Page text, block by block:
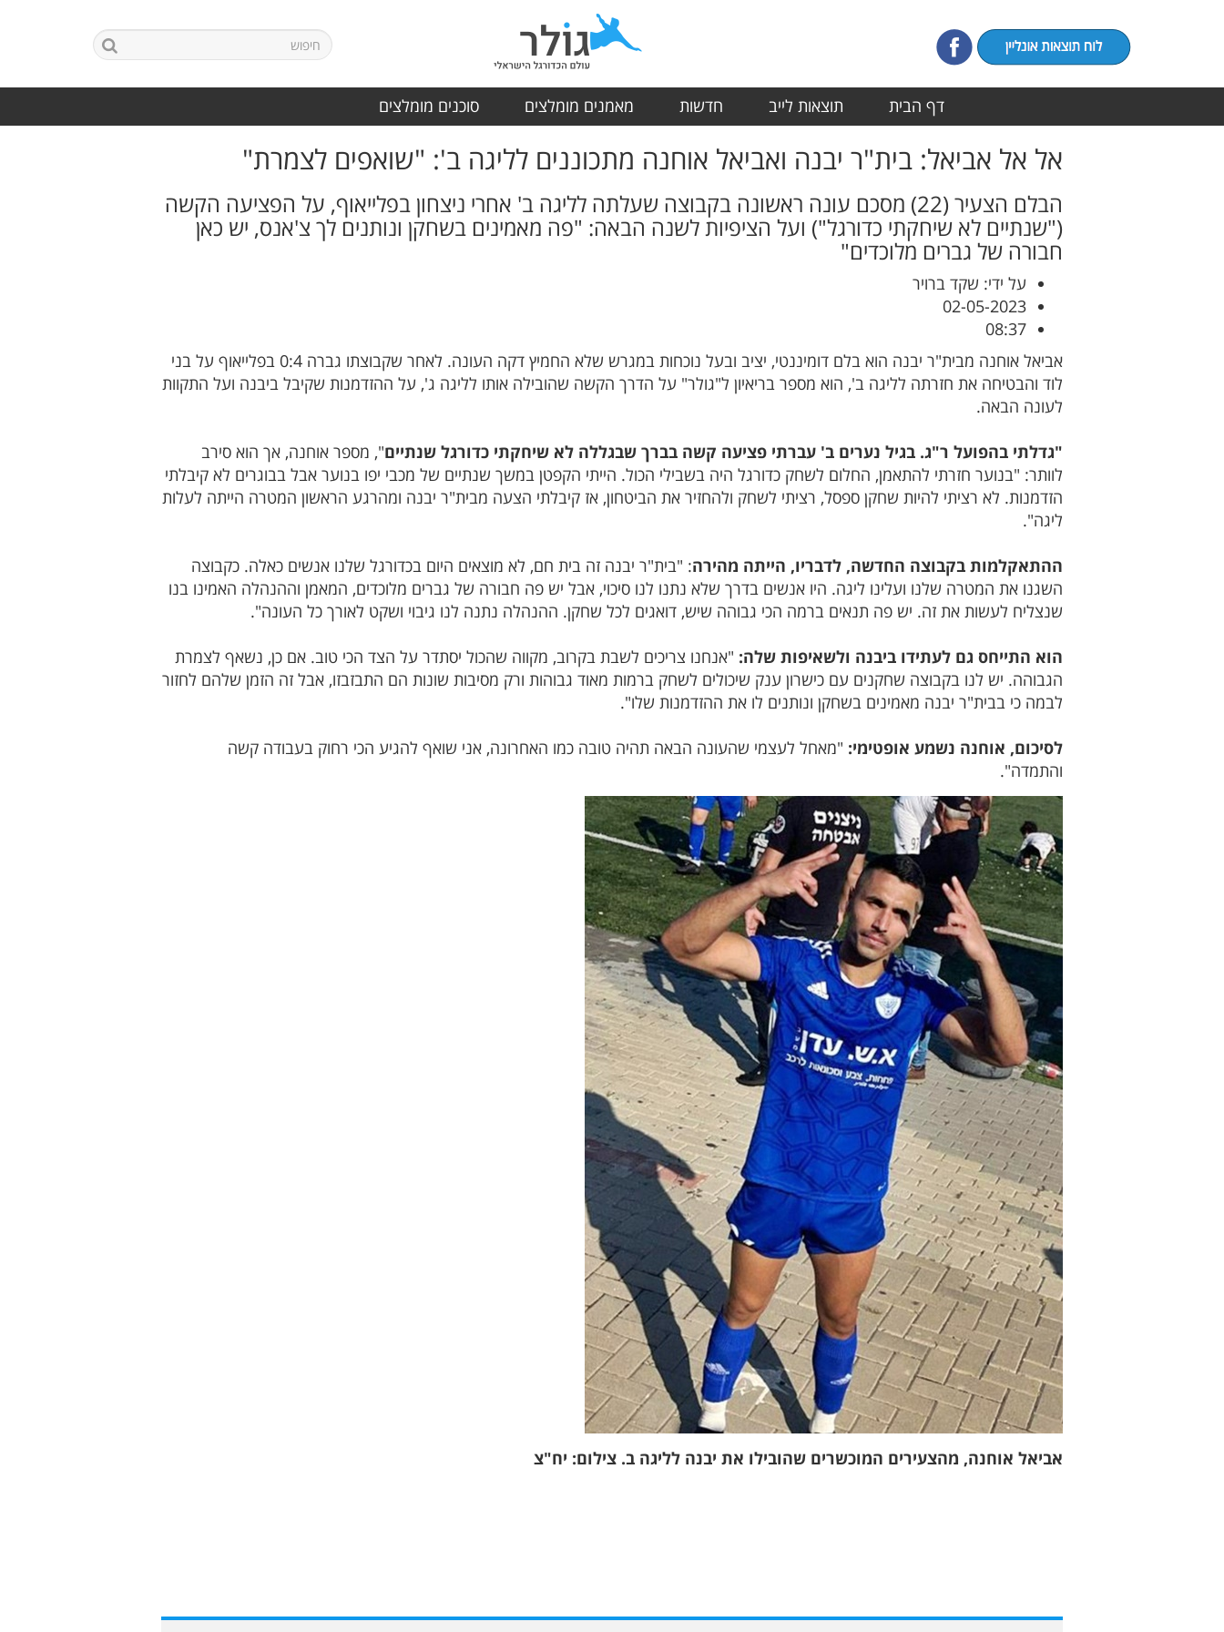
דף הבית תוצאות לייב חדשות מאמנים מומלצים סוכנים מומלצים
אל אל אביאל: בית"ר יבנה ואביאל אוחנה מתכוננים לליגה ב': "שואפים לצמרת"
הבלם הצעיר (22) מסכם עונה ראשונה בקבוצה שעלתה לליגה ב' אחרי ניצחון בפלייאוף, על הפציעה הקשה
("שנתיים לא שיחקתי כדורגל") ועל הציפיות לשנה הבאה: "פה מאמינים בשחקן ונותנים לך צ'אנס, יש כאן
חבורה של גברים מלוכדים"
על ידי: שקד ברויר
02-05-2023
08:37
אביאל אוחנה מבית"ר יבנה הוא בלם דומיננטי, יציב ובעל נוכחות במגרש שלא החמיץ דקה העונה. לאחר שקבוצתו גברה 0:4 בפלייאוף על בני
לוד והבטיחה את חזרתה לליגה ב', הוא מספר בריאיון ל"גולר" על הדרך הקשה שהובילה אותו לליגה ג', על ההזדמנות שקיבל ביבנה ועל התקוות
לעונה הבאה.
"גדלתי בהפועל ר"ג. בגיל נערים ב' עברתי פציעה קשה בברך שבגללה לא שיחקתי כדורגל שנתיים", מספר אוחנה, אך הוא סירב
לוותר: "בנוער חזרתי להתאמן, החלום לשחק כדורגל היה בשבילי הכול. הייתי הקפטן במשך שנתיים של מכבי יפו בנוער אבל בבוגרים לא קיבלתי
הזדמנות. לא רציתי להיות שחקן ספסל, רציתי לשחק ולהחזיר את הביטחון, אז קיבלתי הצעה מבית"ר יבנה ומהרגע הראשון המטרה הייתה לעלות
ליגה".
ההתאקלמות בקבוצה החדשה, לדבריו, הייתה מהירה: "בית"ר יבנה זה בית חם, לא מוצאים היום בכדורגל שלנו אנשים כאלה. כקבוצה
השגנו את המטרה שלנו ועלינו ליגה. היו אנשים בדרך שלא נתנו לנו סיכוי, אבל יש פה חבורה של גברים מלוכדים, המאמן וההנהלה האמינו בנו
שנצליח לעשות את זה. יש פה תנאים ברמה הכי גבוהה שיש, דואגים לכל שחקן. ההנהלה נתנה לנו גיבוי ושקט לאורך כל העונה".
הוא התייחס גם לעתידו ביבנה ולשאיפות שלה: "אנחנו צריכים לשבת בקרוב, מקווה שהכול יסתדר על הצד הכי טוב. אם כן, נשאף לצמרת
הגבוהה. יש לנו בקבוצה שחקנים עם כישרון ענק שיכולים לשחק ברמות מאוד גבוהות ורק מסיבות שונות הם התבזבזו, אבל זה הזמן שלהם לחזור
לבמה כי בבית"ר יבנה מאמינים בשחקן ונותנים לו את ההזדמנות שלו".
לסיכום, אוחנה נשמע אופטימי: "מאחל לעצמי שהעונה הבאה תהיה טובה כמו האחרונה, אני שואף להגיע הכי רחוק בעבודה קשה
והתמדה".
אביאל אוחנה, מהצעירים המוכשרים שהובילו את יבנה לליגה ב. צילום: יח"צ